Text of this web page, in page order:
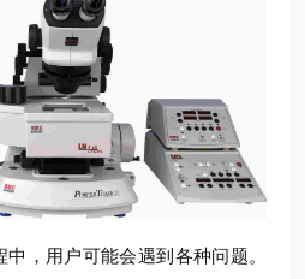
，用户可能会遇到各种问题。